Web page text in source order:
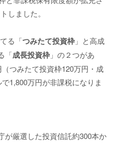
しました。
る「つみたて投資枠 」と高成
「成長投資枠 」の２つがあ
つみたて投資枠120万円・成
1,800万円が非課税になりま
が厳選した投資信託約300本か